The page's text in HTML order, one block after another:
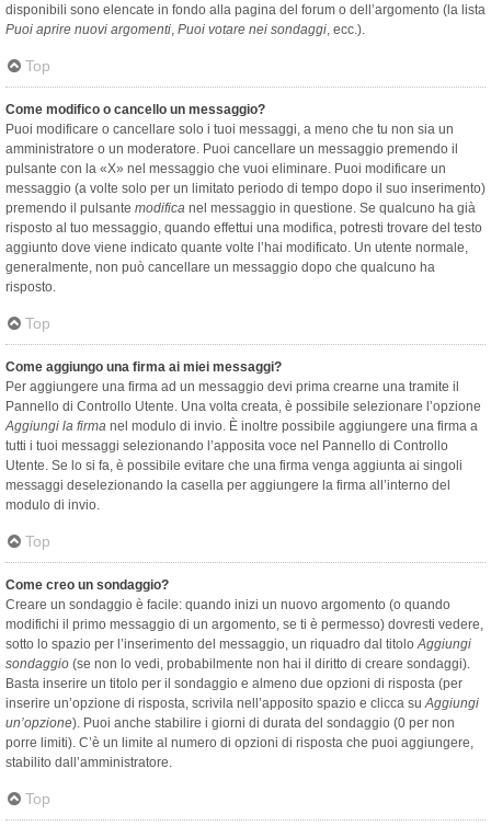
disponibili sono elencate in fondo alla pagina del forum o dell’argomento (la lista
Puoi aprire nuovi argomenti, Puoi votare nei sondaggi, ecc.).
Top
Come modifico o cancello un messaggio?
Puoi modificare o cancellare solo i tuoi messaggi, a meno che tu non sia un
amministratore o un moderatore. Puoi cancellare un messaggio premendo il
pulsante con la «X» nel messaggio che vuoi eliminare. Puoi modificare un
messaggio (a volte solo per un limitato periodo di tempo dopo il suo inserimento)
premendo il pulsante modifica nel messaggio in questione. Se qualcuno ha già
risposto al tuo messaggio, quando effettui una modifica, potresti trovare del testo
aggiunto dove viene indicato quante volte l’hai modificato. Un utente normale,
generalmente, non può cancellare un messaggio dopo che qualcuno ha
risposto.
Top
Come aggiungo una firma ai miei messaggi?
Per aggiungere una firma ad un messaggio devi prima crearne una tramite il
Pannello di Controllo Utente. Una volta creata, è possibile selezionare l’opzione
Aggiungi la firma nel modulo di invio. È inoltre possibile aggiungere una firma a
tutti i tuoi messaggi selezionando l’apposita voce nel Pannello di Controllo
Utente. Se lo si fa, è possibile evitare che una firma venga aggiunta ai singoli
messaggi deselezionando la casella per aggiungere la firma all’interno del
modulo di invio.
Top
Come creo un sondaggio?
Creare un sondaggio è facile: quando inizi un nuovo argomento (o quando
modifichi il primo messaggio di un argomento, se ti è permesso) dovresti vedere,
sotto lo spazio per l’inserimento del messaggio, un riquadro dal titoloAggiungi
sondaggio (se non lo vedi, probabilmente non hai il diritto di creare sondaggi).
Basta inserire un titolo per il sondaggio e almeno due opzioni di risposta (per
inserire un’opzione di risposta, scrivila nell’apposito spazio e clicca suAggiungi
un’opzione). Puoi anche stabilire i giorni di durata del sondaggio (0 per non
porre limiti). C’è un limite al numero di opzioni di risposta che puoi aggiungere,
stabilito dall’amministratore.
Top